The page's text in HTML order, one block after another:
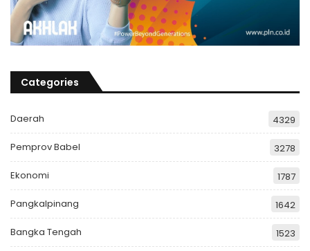
Categories
Daerah 4329
Pemprov Babel 3278
Ekonomi 1787
Pangkalpinang 1642
Bangka Tengah 1523